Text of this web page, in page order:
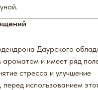
Даурского
и имеет ряд
стресса и улучшение
использованием